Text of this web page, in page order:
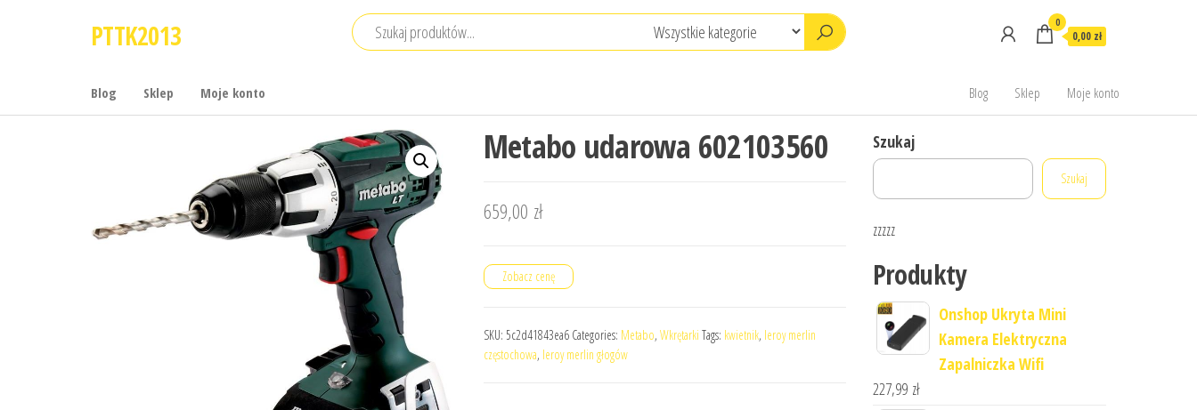
PTTK2013 0
0,00 zł
Blog Sklep Moje konto Blog Sklep Moje konto
Metabo udarowa 602103560
659,00 zł
Zobacz cenę
SKU: 5c2d41843ea6 Categories: Metabo, Wkrętarki Tags: kwietnik, leroy merlin
częstochowa, leroy merlin głogów
Szukaj
Szukaj
zzzzz
Produkty
Onshop Ukryta Mini
Kamera Elektryczna
Zapalniczka Wifi
227,99 zł